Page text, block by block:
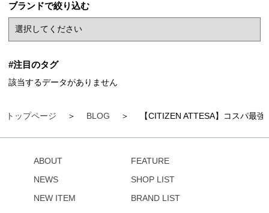
トップページ BLOG 【CITIZEN ATTESA】コスパ最
ブランドで絞り込む
#注目のタグ
該当するデータがありません
ABOUT
NEWS
NEW ITEM
FEATURE
SHOP LIST
BRAND LIST